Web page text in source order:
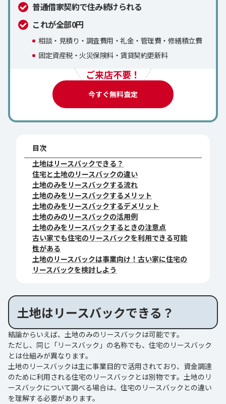
普通借家契約で住み続けられる
これが全部0円
相談・見積り・調査費用・礼金・管理費・修繕積立費
固定資産税・火災保険料・賃貸契約更新料
ご来店不要！
今すぐ無料査定
目次
土地はリースバックできる？
住宅と土地のリースバックの違い
土地のみをリースバックする流れ
土地のみをリースバックするメリット
土地のみをリースバックするデメリット
土地のみのリースバックの活用例
土地のみをリースバックするときの注意点
古い家でも住宅のリースバックを利用できる可能
性がある
土地のリースバックは事業向け！古い家に住宅の
リースバックを検討しよう
土地はリースバックできる？
結論からいえば、土地のみのリースバックは可能です。
ただし、同じ「リースバック」の名称でも、住宅のリースバック
とは仕組みが異なります。
土地のリースバックは主に事業目的で活用されており、資金調達
のために利用される住宅のリースバックとは別物です。土地のリ
ースバックについて調べる場合は、住宅のリースバックとの違い
を理解する必要があります。